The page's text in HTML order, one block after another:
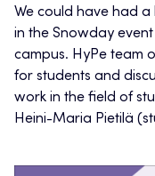
We could have had
in the Snowday
campus. HyPe team
for students and
work in the field of
Heini-Maria Pietilä